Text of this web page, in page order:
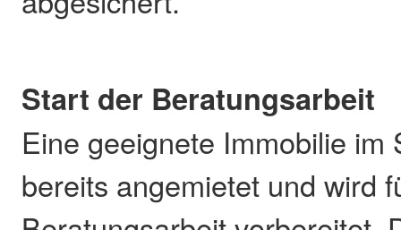
Start der Beratungsarbeit
Eine geeignete Immobilie im
bereits angemietet und wird